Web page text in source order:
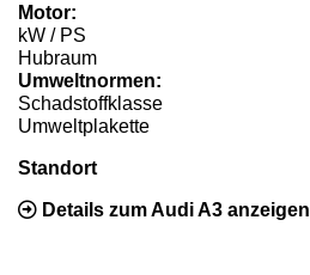
Motor:
kW / PS
Hubraum
Umweltnormen:
Schadstoffklasse
Umweltplakette
Standort
Details zum Audi A3 anzeigen